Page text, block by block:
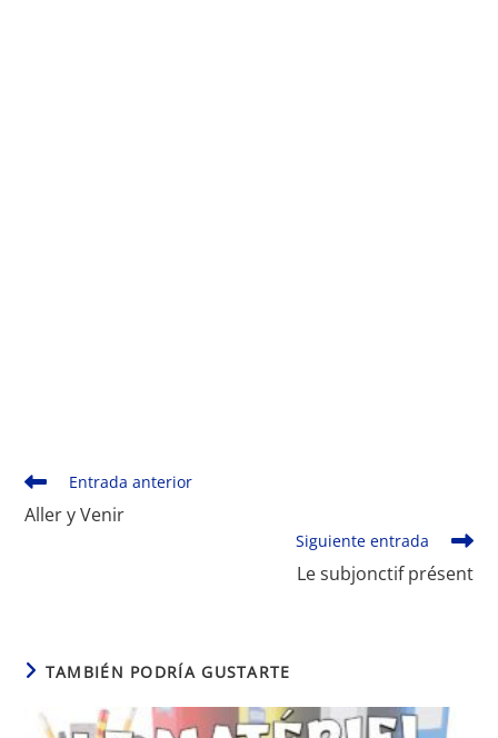
Leer
más
artículos
Entrada anterior
Aller y Venir
Siguiente entrada
Le subjonctif présent
TAMBIÉN PODRÍA GUSTARTE